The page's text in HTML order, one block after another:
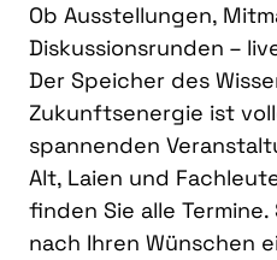
Ob Ausstellungen,
Diskussionsrunden –
Der Speicher des
Zukunftsenergie ist
spannenden
Alt, Laien und
finden Sie alle
nach Ihren Wünschen